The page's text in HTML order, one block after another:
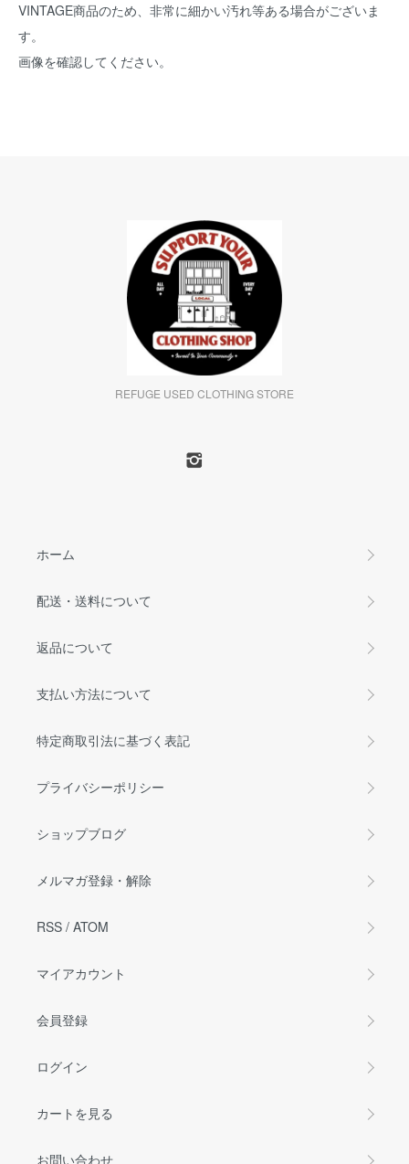
VINTAGE商品のため、非常に細かい汚れ等ある場合がございま
す。
画像を確認してください。
REFUGE USED CLOTHING STORE
ホーム
配送・送料について
返品について
支払い方法について
特定商取引法に基づく表記
プライバシーポリシー
ショップブログ
メルマガ登録・解除
RSS / ATOM
マイアカウント
会員登録
ログイン
カートを見る
お問い合わせ